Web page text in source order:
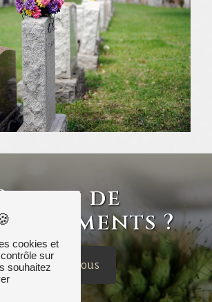
de
?
Contactez-nous
cookies et
sur
souhaitez